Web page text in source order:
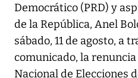
Democrático (PRD) y
de la República, Anel
sábado, 11 de agosto, a
comunicado, la
Nacional de Elecciones